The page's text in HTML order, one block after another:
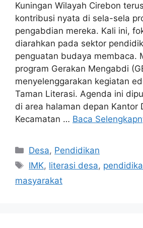
Kuningan Wilayah Cirebon
kontribusi nyata di sela-sela
pengabdian mereka. Kali ini,
diarahkan pada sektor
penguatan budaya membaca.
program Gerakan Mengabdi
menyelenggarakan kegiatan
Taman Literasi. Agenda ini
di area halaman depan Kantor
Kecamatan … Baca
Kategori
Desa, Pendidikan
Tag
IMK, literasi desa,
masyarakat